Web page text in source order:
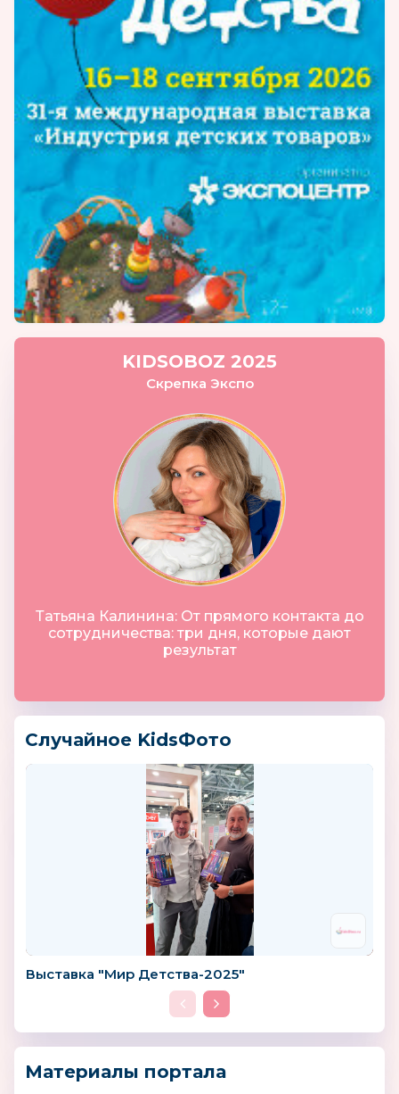
KIDSOBOZ 2025
Скрепка Экспо
Татьяна Калинина: От прямого контакта до
сотрудничества: три дня, которые дают
результат
Случайное KidsФото
Выставка "Мир Детства-2025"
Материалы портала